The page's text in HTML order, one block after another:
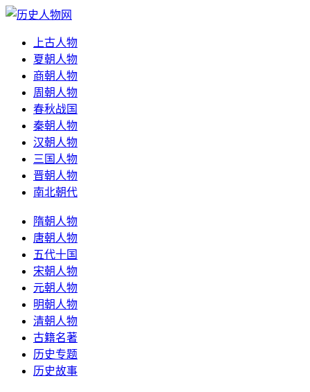
上古人物
夏朝人物
商朝人物
周朝人物
春秋战国
秦朝人物
汉朝人物
三国人物
晋朝人物
南北朝代
隋朝人物
唐朝人物
五代十国
宋朝人物
元朝人物
明朝人物
清朝人物
古籍名著
历史专题
历史故事